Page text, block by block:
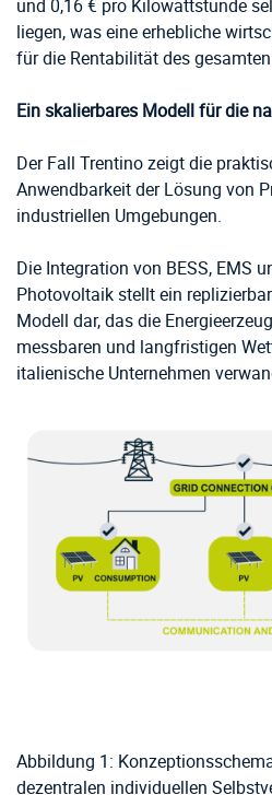
und 0,16 € pro Kilowattstunde
liegen, was eine erhebliche
für die Rentabilität des
Ein skalierbares Modell für die
Der Fall Trentino zeigt die
Anwendbarkeit der Lösung von
industriellen Umgebungen.
Die Integration von BESS, EMS
Photovoltaik stellt ein
Modell dar, das die
messbaren und langfristigen
italienische Unternehmen
Abbildung 1:
dezentralen individuellen